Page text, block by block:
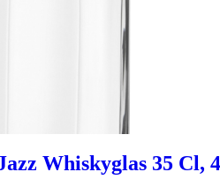
Whiskyglas 35 Cl,